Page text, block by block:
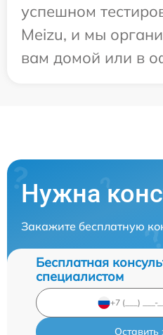
успешном
Meizu, и мы
вам домой или в
Нужна
Закажите бесплатную
Бесплатная
специалистом
Оставить